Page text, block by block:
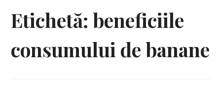
Etichetă:beneficiile
consumului de banane